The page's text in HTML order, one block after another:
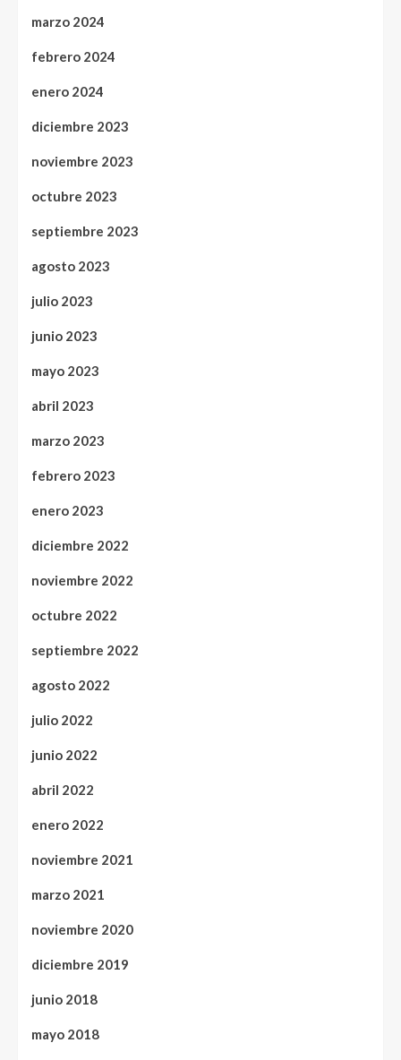
marzo 2024
febrero 2024
enero 2024
diciembre 2023
noviembre 2023
octubre 2023
septiembre 2023
agosto 2023
julio 2023
junio 2023
mayo 2023
abril 2023
marzo 2023
febrero 2023
enero 2023
diciembre 2022
noviembre 2022
octubre 2022
septiembre 2022
agosto 2022
julio 2022
junio 2022
abril 2022
enero 2022
noviembre 2021
marzo 2021
noviembre 2020
diciembre 2019
junio 2018
mayo 2018